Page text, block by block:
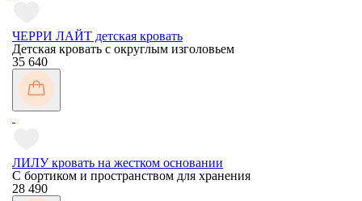
ЧЕРРИ ЛАЙТ детская кровать
Детская кровать с округлым изголовьем
35 640
ЛИЛУ кровать на жестком основании
С бортиком и пространством для хранения
28 490